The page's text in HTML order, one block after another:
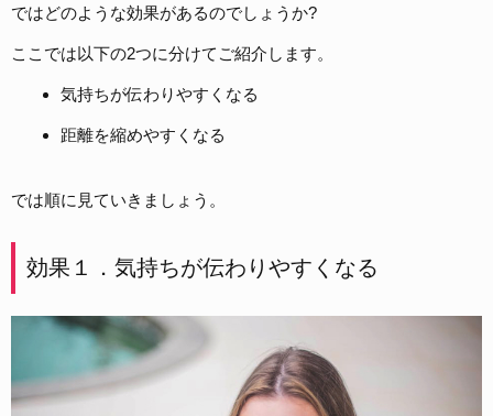
ではどのような効果があるのでしょうか?
ここでは以下の2つに分けてご紹介します。
気持ちが伝わりやすくなる
距離を縮めやすくなる
では順に見ていきましょう。
効果１．気持ちが伝わりやすくなる